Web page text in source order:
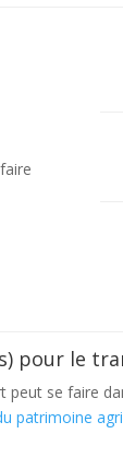
pour le
peut se faire
patrimoine